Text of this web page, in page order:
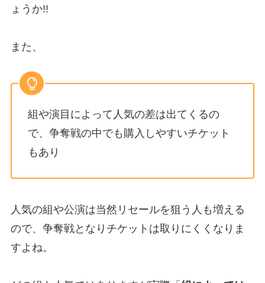
ょうか!!
また、
組や演目によって人気の差は出てくるの
で、争奪戦の中でも購入しやすいチケット
もあり
人気の組や公演は当然リセールを狙う人も増える
ので、争奪戦となりチケットは取りにくくなりま
すよね。